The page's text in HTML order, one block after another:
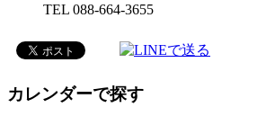
TEL 088-664-3655
カレンダーで探す